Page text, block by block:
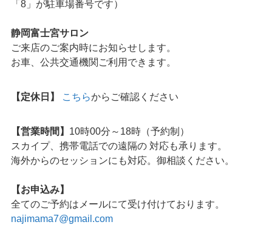
「8」が駐車場番号です）
静岡富士宮サロン
ご来店のご案内時にお知らせします。
お車、公共交通機関ご利用できます。
【定休日】 こちらからご確認ください
【営業時間】 10時00分～18時（予約制）
スカイプ、携帯電話での遠隔の 対応も承ります。
海外からのセッションにも対応。御相談ください。
【お申込み】
全てのご予約はメールにて受け付けております。
najimama7@gmail.com